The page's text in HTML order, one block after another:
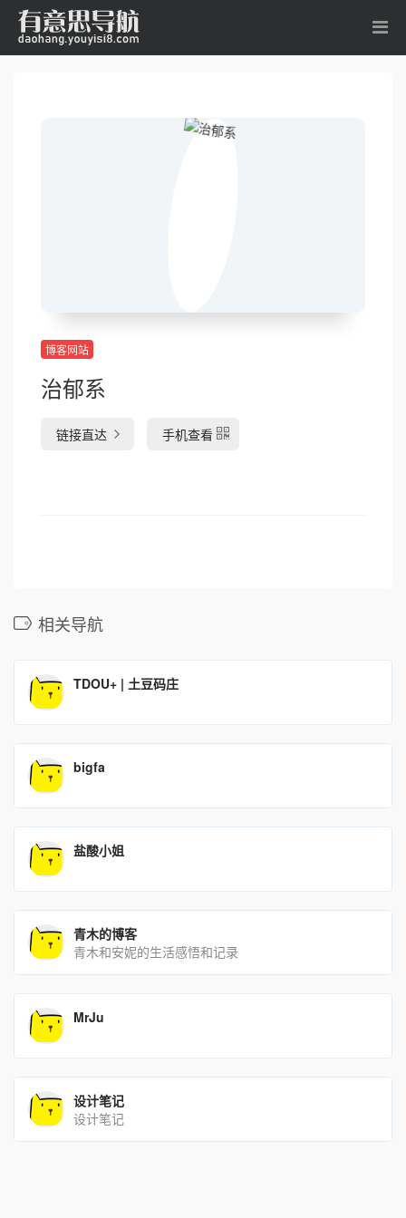
博客网站
治郁系
链接直达 手机查看
相关导航
TDOU+ | 土豆码庄
bigfa
盐酸小姐
青木的博客
青木和安妮的生活感悟和记录
MrJu
设计笔记
设计笔记